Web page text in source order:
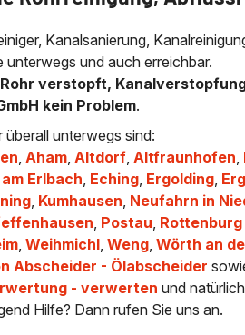
Kanalsanierung,
unterwegs und auch erreichbar.
verstopft,
kein Problem.
unterwegs sind:
,Aham,Altdorf,Altfraunhofen,
Erlbach, Eching, Ergolding,
, Kumhausen, Neufahrn in
, Postau,
,Weihmichl,Weng,Wörth an
Abscheider - Ölabscheider
- verwerten und
Hilfe? Dann rufen Sie uns an.